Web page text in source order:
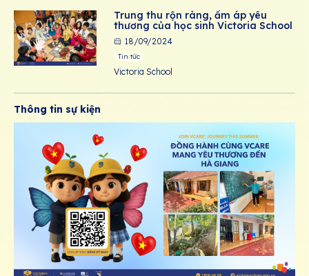
Trung thu rộn ràng, ấm áp yêu
thương của học sinh Victoria School
18/09/2024
Tin tức
Victoria School
Thông tin sự kiện